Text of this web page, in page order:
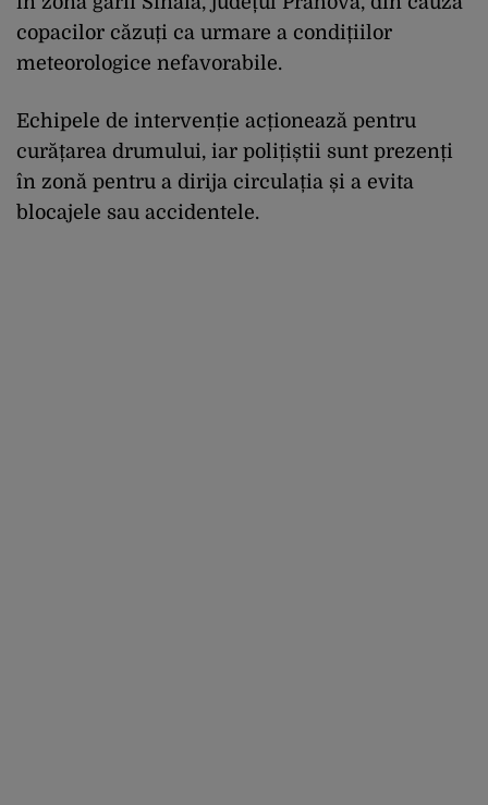
copacilor căzuți ca urmare a condițiilor
meteorologice nefavorabile.
Echipele de intervenție acționează pentru
curățarea drumului, iar polițiștii sunt prezenți
în zonă pentru a dirija circulația și a evita
blocajele sau accidentele.